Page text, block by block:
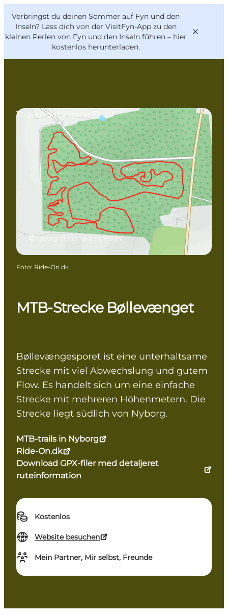
Verbringst du deinen Sommer auf Fyn und den
Inseln? Lass dich von der VisitFyn-App zu den
kleinen Perlen von Fyn und den Inseln führen – hier
kostenlos herunterladen.
Reise Ideen
Outdoor & bike
Essen & trinken
Übernachtung
VisitFyn
Deutsch
MTB-Strecke Bøllevænget
Bøllevængesporet ist eine unterhaltsame
Strecke mit viel Abwechslung und gutem
Flow. Es handelt sich um eine einfache
Strecke mit mehreren Höhenmetern. Die
Strecke liegt südlich von Nyborg.
MTB-trails in Nyborg
Ride-On.dk
Download GPX-filer med detaljeret
ruteinformation
Kostenlos
Website besuchen
Mein Partner, Mir selbst, Freunde
Nyborg, Fünen und die Inseln
Touren auf eigene Faust
Foto: Ride-On.dk